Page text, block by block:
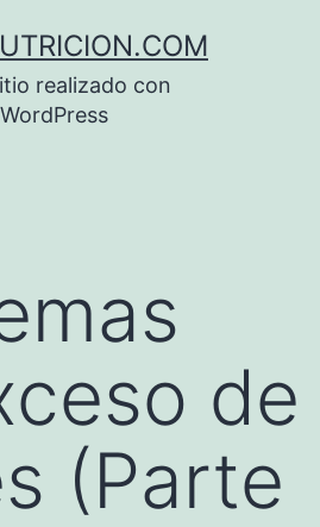
realizado con
WordPress
de
(Parte